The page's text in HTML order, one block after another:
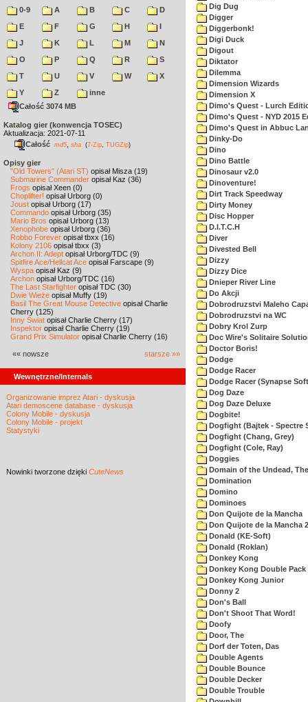
0-9 A B C
D
E
F G H
I
J
K L M
N
O
P Q R
S
T
U V W
X
Y
Z
inne
Całość 3074 MB
Katalog gier (konwencja TOSEC)
Aktualizacja: 2021-07-11
Całość md5 sha (7-Zip TUGZip)
Opisy gier
"Old Towers" (Atari ST) opisał Misza (19)
Submarine Commander opisał Kaz (36)
Frogs opisał Xeen (0)
Choplifter! opisał Urborg (0)
Joust opisał Urborg (17)
Commando opisał Urborg (35)
Mario Bros opisał Urborg (13)
Xenophobe opisał Urborg (36)
Robbo Forever opisał tbxx (16)
Kolony 2106 opisał tbxx (3)
Archon II: Adept opisał Urborg/TDC (9)
Spitfire Ace/Hellcat Ace opisał Farscape (9)
Wyspa opisał Kaz (9)
Archon opisał Urborg/TDC (16)
The Last Starfighter opisał TDC (30)
Dwie Wieże opisał Muffy (19)
Basil The Great Mouse Detective opisał Charlie
Cherry (125)
Inny Świat opisał Charlie Cherry (17)
Inspektor opisał Charlie Cherry (19)
Grand Prix Simulator opisał Charlie Cherry (16)
«« nowsze starsze »»
Wewnętrzne/Internals
Organizowanie imprez Atari - dyskusja
Atari demoscene database - dyskusja
Colony Mobile - dyskusja
Colony Mobile - projekt
Statystyki
Nowinki tworzone dzięki CuteNews
Dig Dug
Digger
Diggerbonk!
Digi Duck
Digout
Diktator
Dilemma
Dimension Wizards
Dimension X
Dimo's Quest - Lurch
Dimo's Quest - NYD 2015
Dimo's Quest in Abbuc
Dinky-Do
Dino
Dino Battle
Dinosaur v2.0
Dinoventure!
Dirt Track Speedway
Dirty Money
Disc Hopper
D.I.T.C.H
Diver
Divested Bell
Dizzy
Dizzy Dice
Dnieper River Line
Do Akcji
Dobrodruzstvi Maleho
Dobrodruzstvi na WC
Dobry Krol Zurp
Doc Wire's Solitaire
Doctor Boris!
Dodge
Dodge Racer
Dodge Racer (Synapse
Dog Daze
Dog Daze Deluxe
Dogbite!
Dogfight (Bajtek - Spectre
Dogfight (Chang, Grey)
Dogfight (Cole, Ray)
Doggies
Domain of the Undead, The
Domination
Domino
Dominoes
Don Quijote de la Mancha
Don Quijote de la Mancha 2
Donald (KE-Soft)
Donald (Roklan)
Donkey Kong
Donkey Kong Double Pack
Donkey Kong Junior
Donny 2
Don's Ball
Don't Shoot That Word!
Doofy
Door, The
Dorf der Toten, Das
Double Agents
Double Bounce
Double Decker
Double Trouble